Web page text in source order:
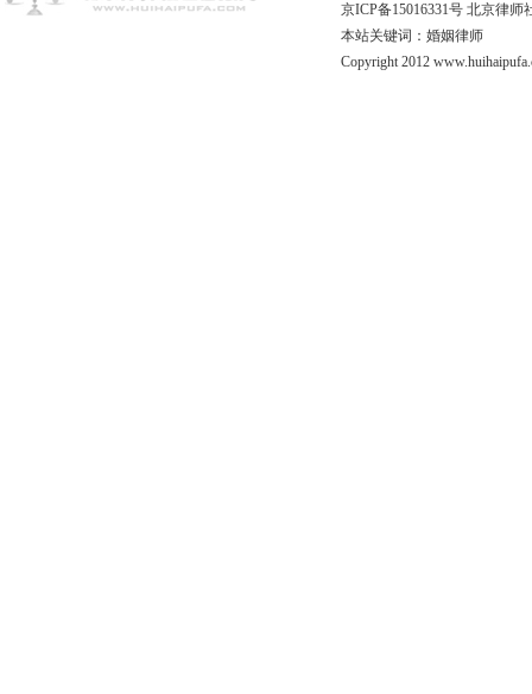
京ICP备15016331号 北京律师
本站关键词：婚姻律师
Copyright 2012